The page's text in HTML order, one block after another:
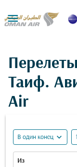

Таиф.
Air
В один конец expand_more
Из